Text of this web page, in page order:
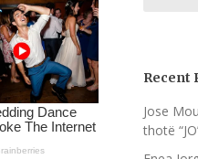
Recent
Jose
thotë